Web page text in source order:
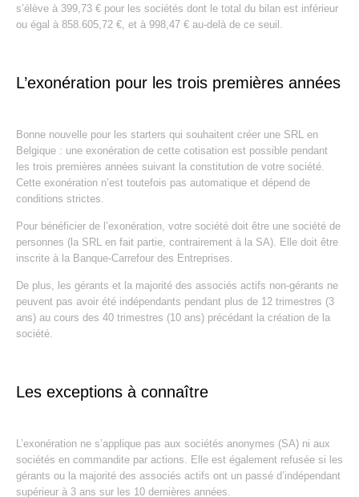
s’élève à 399,73 € pour les sociétés dont le total du bilan est inférieur
ou égal à 858.605,72 €, et à 998,47 € au-delà de ce seuil.
L’exonération pour les trois premières années
Bonne nouvelle pour les starters qui souhaitent créer une SRL en
Belgique : une exonération de cette cotisation est possible pendant
les trois premières années suivant la constitution de votre société.
Cette exonération n’est toutefois pas automatique et dépend de
conditions strictes.
Pour bénéficier de l’exonération, votre société doit être une société de
personnes (la SRL en fait partie, contrairement à la SA). Elle doit être
inscrite à la Banque-Carrefour des Entreprises.
De plus, les gérants et la majorité des associés actifs non-gérants ne
peuvent pas avoir été indépendants pendant plus de 12 trimestres (3
ans) au cours des 40 trimestres (10 ans) précédant la création de la
société.
Les exceptions à connaître
L’exonération ne s’applique pas aux sociétés anonymes (SA) ni aux
sociétés en commandite par actions. Elle est également refusée si les
gérants ou la majorité des associés actifs ont un passé d’indépendant
supérieur à 3 ans sur les 10 dernières années.